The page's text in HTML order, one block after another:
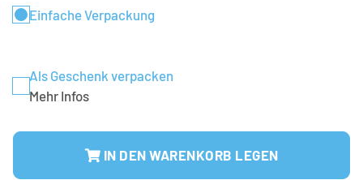
Einfache Verpackung
Als Geschenk verpacken
Mehr Infos
IN DEN WARENKORB LEGEN